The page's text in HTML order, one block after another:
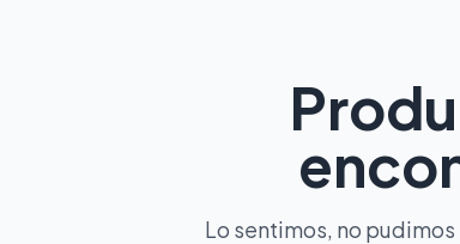
Lo sentimos, no